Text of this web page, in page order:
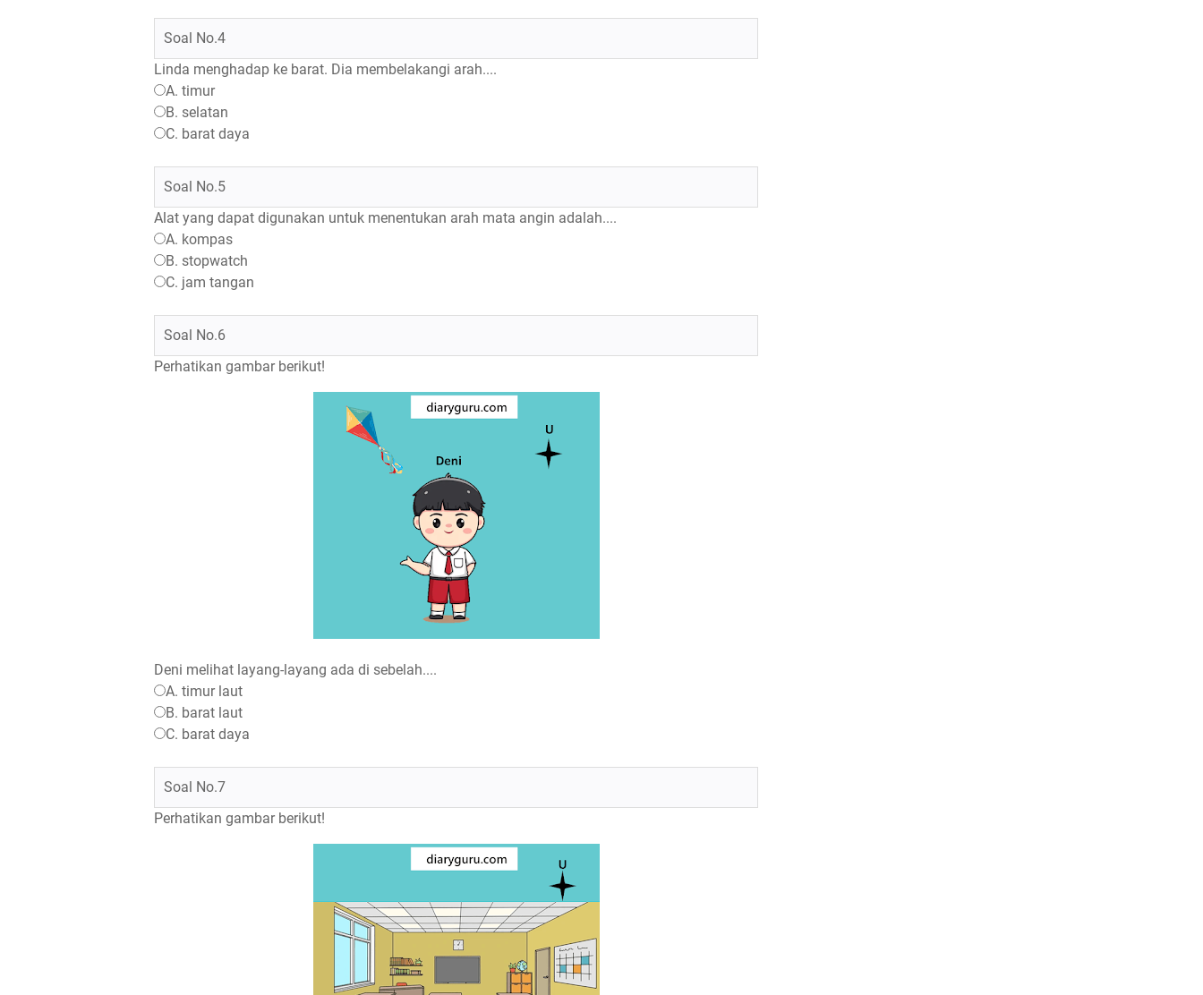
Soal No.4
Linda menghadap ke barat. Dia membelakangi arah....
A. timur
B. selatan
C. barat daya
Soal No.5
Alat yang dapat digunakan untuk menentukan arah mata angin adalah....
A. kompas
B. stopwatch
C. jam tangan
Soal No.6
Perhatikan gambar berikut!
Deni melihat layang-layang ada di sebelah....
A. timur laut
B. barat laut
C. barat daya
Soal No.7
Perhatikan gambar berikut!